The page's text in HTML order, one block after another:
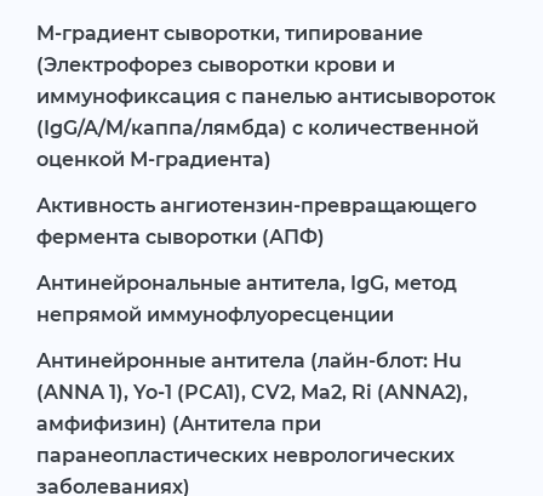
M-градиент сыворотки, типирование
(Электрофорез сыворотки крови и
иммунофиксация с панелью антисывороток
(IgG/A/M/каппа/лямбда) c количественной
оценкой М-градиента)
Активность ангиотензин-превращающего
фермента сыворотки (АПФ)
Антинейрональные антитела, IgG, метод
непрямой иммунофлуоресценции
Антинейронные антитела (лайн-блот: Hu
(ANNA 1), Yo-1 (PCA1), CV2, Ма2, Ri (ANNA2),
амфифизин) (Антитела при
паранеопластических неврологических
заболеваниях)